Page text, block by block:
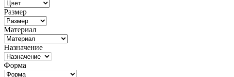
Размер
Материал
Назначение
Форма